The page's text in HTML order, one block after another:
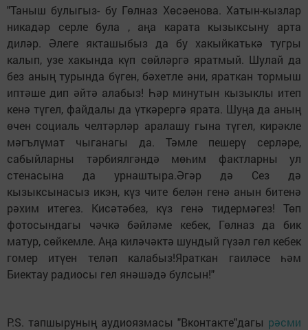
"Таныш булыгыз- бу Гөлназ Хөсәенова. Хатын-кызлар
никадәр серле була , аңа карата кызыксыну арта
диләр. Әлеге якташыбыз да бу хакыйкатькә тугры
калып, узе хакында күп сөйләргә яратмый. Шулай да
без аның турында бүген, бәхетле әни, яраткан тормыш
иптәше дип әйтә алабыз! Һәр минутын кызыклы итеп
кенә түгел, файдалы да үткәрергә ярата. Шуңа да аның
өчен социаль челтәрләр аралашу гына түгел, кирәкле
мәгълүмат чыганагы да. Тәмле пешерү серләре,
сабыйларны тәрбиялгәндә мөһим фактларны ул
стенасына да урнаштыра.Әгәр дә Сез дә
кызыксынасыз икэн, күз чите белән генә анын битенә
рәхим итегез. Кисәтәбез, күз генә тидермәгез! Төп
фотосындагы чәчкә бәйләме кебек, Гөлназ да бик
матур, сөйкемле. Аңа киләчәктә шундый гүзәл гөл кебек
гомер итүен теләп калабыз!Яраткан гаиләсе һәм
Биектау радиосы гел янәшәдә булсын!"
P.S. тапшыруның аудиоязмасы "Вконтакте"дагы рәсми